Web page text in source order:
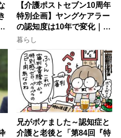
【介護ポストセブン10周年
特別企画】ヤングケアラー
の認知度は10年で変化｜流
行語大賞にノミネート、法
律にも明記されたが果たし
て現在は？
暮らし
兄がボケました～認知症と
介護と老後と「第84回『特